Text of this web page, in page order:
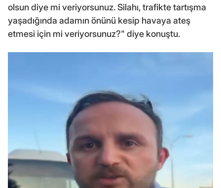
olsun diye mi veriyorsunuz. Silahı, trafikte tartışma
yaşadığında adamın önünü kesip havaya ateş
etmesi için mi veriyorsunuz?" diye konuştu.